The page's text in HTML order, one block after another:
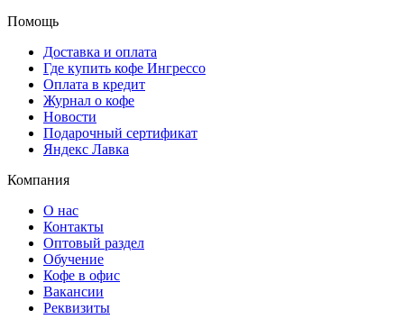
Помощь
Доставка и оплата
Где купить кофе Ингрессо
Оплата в кредит
Журнал о кофе
Новости
Подарочный сертификат
Яндекс Лавка
Компания
О нас
Контакты
Оптовый раздел
Обучение
Кофе в офис
Вакансии
Реквизиты